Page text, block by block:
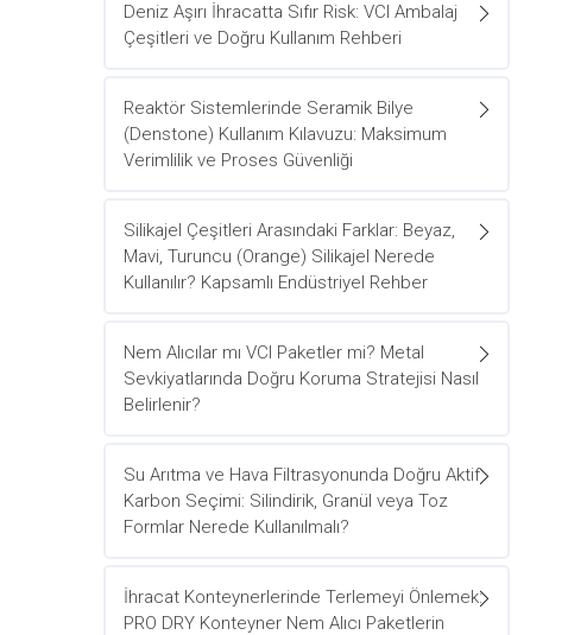
Deniz Aşırı İhracatta Sıfır Risk: VCI Ambalaj
Çeşitleri ve Doğru Kullanım Rehberi
Reaktör Sistemlerinde Seramik Bilye
(Denstone) Kullanım Kılavuzu: Maksimum
Verimlilik ve Proses Güvenliği
Silikajel Çeşitleri Arasındaki Farklar: Beyaz,
Mavi, Turuncu (Orange) Silikajel Nerede
Kullanılır? Kapsamlı Endüstriyel Rehber
Nem Alıcılar mı VCI Paketler mi? Metal
Sevkiyatlarında Doğru Koruma Stratejisi Nasıl
Belirlenir?
Su Arıtma ve Hava Filtrasyonunda Doğru Aktif
Karbon Seçimi: Silindirik, Granül veya Toz
Formlar Nerede Kullanılmalı?
İhracat Konteynerlerinde Terlemeyi Önlemek:
PRO DRY Konteyner Nem Alıcı Paketlerin